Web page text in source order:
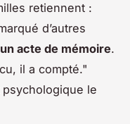
retiennent :
d’autres
acte de mémoire.
il a compté."
psychologique le